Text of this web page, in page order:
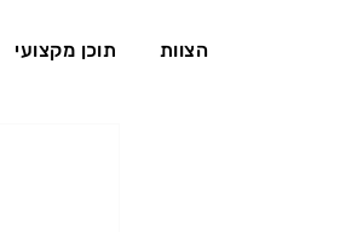
הצוות תוכן מקצועי